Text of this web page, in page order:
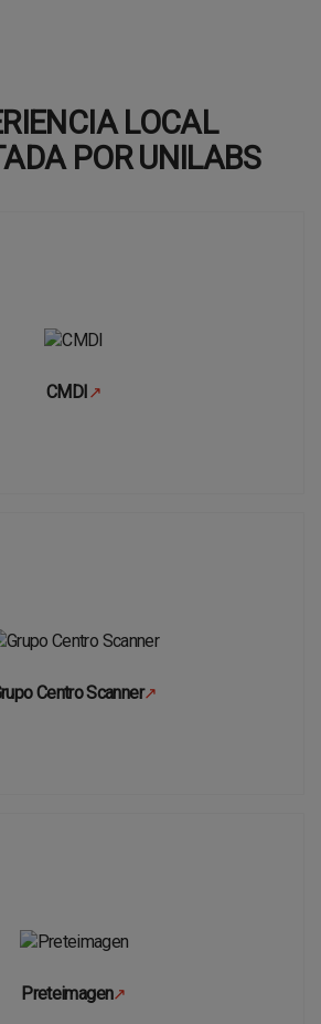
LOCAL
POR UNILABS
CMDI ↗
Se abre en una pestaña nueva
Centro Scanner↗
Se abre en una pestaña nueva
Preteimagen↗
Se abre en una pestaña nueva